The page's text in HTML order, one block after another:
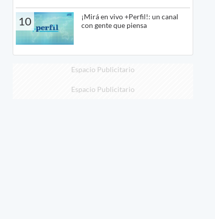
10
¡Mirá en vivo +Perfil!: un canal
con gente que piensa
Espacio Publicitario
Espacio Publicitario